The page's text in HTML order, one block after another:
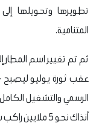
تطويرها وتحويلها
المتنامية.
ثم تم تغيير اسم المطار
عقب ثورة يوليو ليصبح
آنذاك نحو 5 ملايين راكب سنوياً.